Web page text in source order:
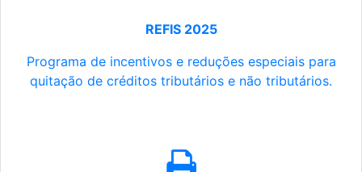
REFIS 2025
Programa de incentivos e reduções especiais para
quitação de créditos tributários e não tributários.